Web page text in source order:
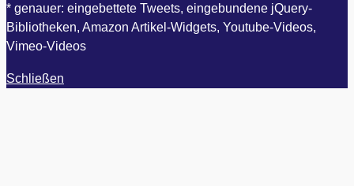
* genauer: eingebettete Tweets, eingebundene jQuery-
Bibliotheken, Amazon Artikel-Widgets, Youtube-Videos,
Vimeo-Videos
Schließen